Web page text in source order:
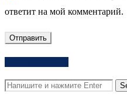
ответит на мой комментарий.